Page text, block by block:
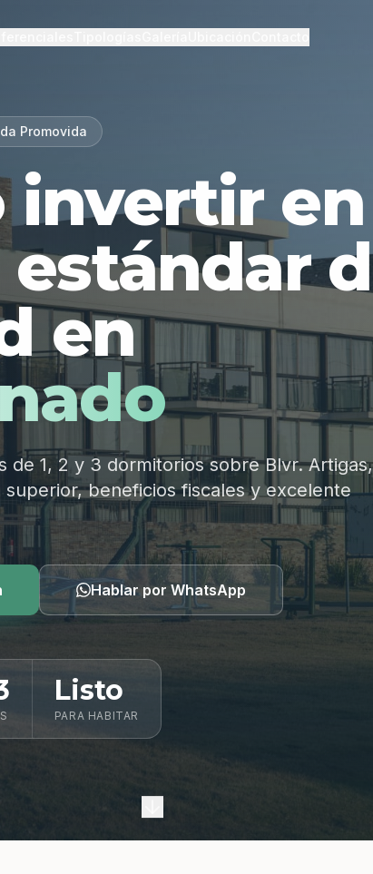
Promovida
invertir
en
de 1, 2 y 3 dormitorios sobre Blvr. Artigas,
beneficios fiscales y excelente
Hablar por WhatsApp
Listo
PARA HABITAR